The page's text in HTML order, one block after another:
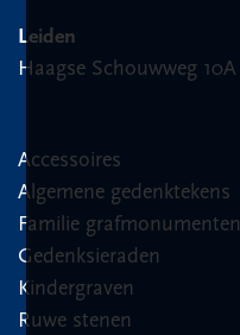
Leiden
Haagse Schouwweg 10A
Accessoires
Algemene gedenktekens
Familie grafmonumenten
Gedenksieraden
Kindergraven
Ruwe stenen